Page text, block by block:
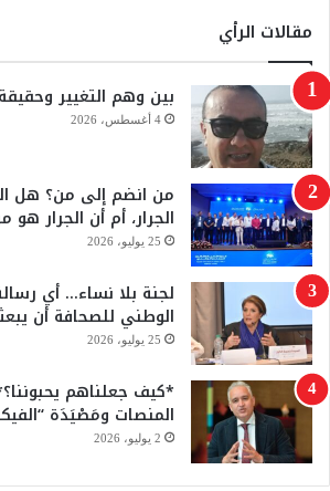
س
ب
و
ك
u
T
b
e
مقالات الرأي
بين وهم التغيير
4 أغسطس، 2026
من انضم إلى من؟ هل
الجرار، أم أن الجرار
25 يوليو، 2026
لجنة بلا نساء… أي
الوطني للصحافة أن
25 يوليو، 2026
*كيف جعلناهم
المنصات ومَصْيَدَة
2 يوليو، 2026